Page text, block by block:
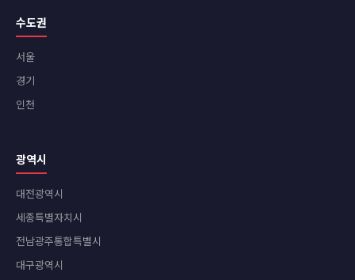
수도권
서울
경기
인천
광역시
대전광역시
세종특별자치시
전남광주통합특별시
대구광역시